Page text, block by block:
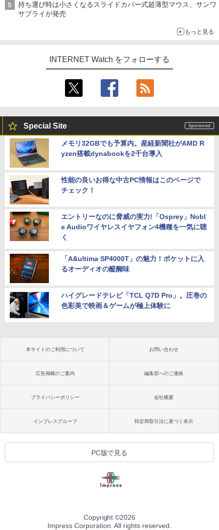
持ち運び時は小さくなるスライドカバー式超薄型マウス、サンワ
サプライが発売
もっと見る
INTERNET Watch をフォローする
Special Site
メモリ32GBでも予算内。産経新聞社がAMD R
yzen搭載dynabookを2千台導入
性能の良いお得な中古PC情報はこのページで
チェック！
エントリーなのに脅威の実力!「Osprey」Nobl
e Audioワイヤレスイヤフォン4機種を一気に聴
く
「A&ultima SP4000T」の魅力！ポケットに入
るオーディオの醍醐味
ハイグレードテレビ「TCL Q7D Pro」。圧巻の
色彩美で映画＆ゲームが極上体験に
本サイトのご利用について お問い合わせ
広告掲載のご案内 編集部へのご連絡
プライバシーポリシー 会社概要
インプレスグループ 特定商取引法に基づく表示
PC版で見る
Copyright ©2026
Impress Corporation. All rights reserved.